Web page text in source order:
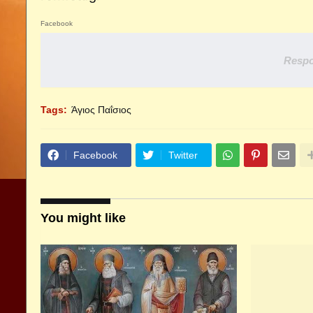
Facebook
Tags: Άγιος Παΐσιος
Facebook Twitter
You might like